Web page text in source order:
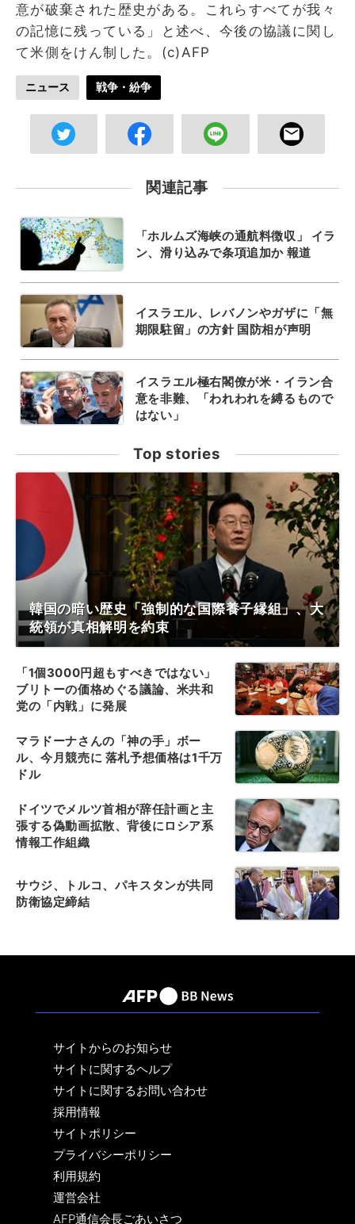
意が破棄された歴史がある。これらすべてが我々
の記憶に残っている」と述べ、今後の協議に関し
て米側をけん制した。(c)AFP
ニュース 戦争・紛争
関連記事
「ホルムズ海峡の通航料徴収」 イラ
ン、滑り込みで条項追加か 報道
イスラエル、レバノンやガザに「無
期限駐留」の方針 国防相が声明
イスラエル極右閣僚が米・イラン合
意を非難、「われわれを縛るもので
はない」
Top stories
韓国の暗い歴史「強制的な国際養子縁組」、大
統領が真相解明を約束
「1個3000円超もすべきではない」
ブリトーの価格めぐる議論、米共和
党の「内戦」に発展
マラドーナさんの「神の手」ボー
ル、今月競売に 落札予想価格は1千万
ドル
ドイツでメルツ首相が辞任計画と主
張する偽動画拡散、背後にロシア系
情報工作組織
サウジ、トルコ、パキスタンが共同
防衛協定締結
サイトからのお知らせ
サイトに関するヘルプ
サイトに関するお問い合わせ
採用情報
サイトポリシー
プライバシーポリシー
利用規約
運営会社
AFP通信会長ごあいさつ